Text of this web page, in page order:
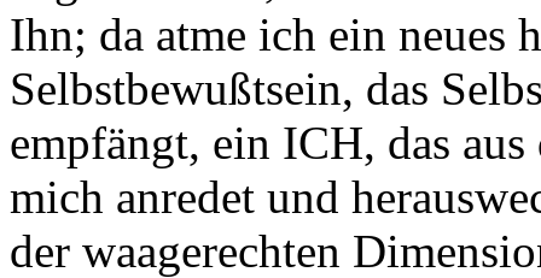
Ihn; da atme ich ein neues
Selbstbewußtsein, das
empfängt, ein ICH, das
mich anredet und
der waagerechten